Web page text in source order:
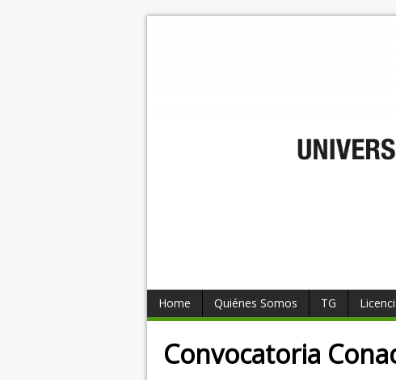
Home Quiénes Somos TG
Convocatoria